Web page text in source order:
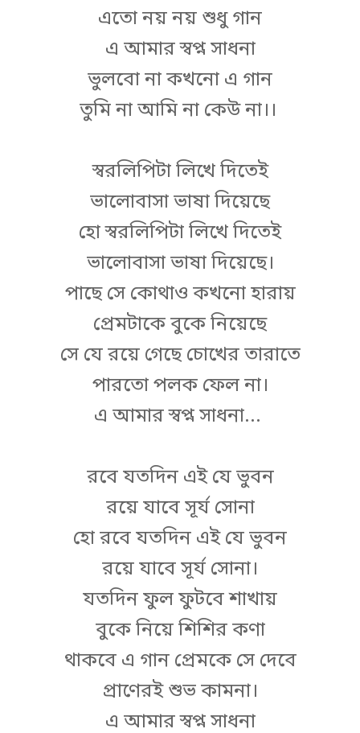
এতো নয় নয় শুধু গান
এ আমার স্বপ্ন সাধনা
ভুলবো না কখনো এ গান
তুমি না আমি না কেউ না।।
স্বরলিপিটা লিখে দিতেই
ভালোবাসা ভাষা দিয়েছে
হো স্বরলিপিটা লিখে দিতেই
ভালোবাসা ভাষা দিয়েছে।
পাছে সে কোথাও কখনো হারায়
প্রেমটাকে বুকে নিয়েছে
সে যে রয়ে গেছে চোখের তারাতে
পারতো পলক ফেল না।
এ আমার স্বপ্ন সাধনা...
রবে যতদিন এই যে ভুবন
রয়ে যাবে সূর্য সোনা
হো রবে যতদিন এই যে ভুবন
রয়ে যাবে সূর্য সোনা।
যতদিন ফুল ফুটবে শাখায়
বুকে নিয়ে শিশির কণা
থাকবে এ গান প্রেমকে সে দেবে
প্রাণেরই শুভ কামনা।
এ আমার স্বপ্ন সাধনা